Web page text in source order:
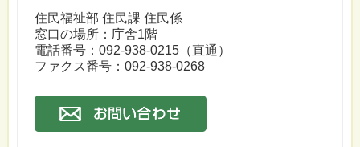
住民福祉部 住民課 住民係
窓口の場所：庁舎1階
電話番号： 092-938-0215（直通）
ファクス番号：092-938-0268